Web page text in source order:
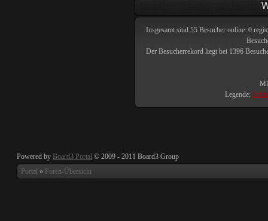
Insgesamt sind 55 Besucher online: 0
Der Besucherrekord liegt bei 1396
Legende:
Powered by Board3 Portal © 2009 - 2011 Board3 Group
Portal » Foren-Übersicht